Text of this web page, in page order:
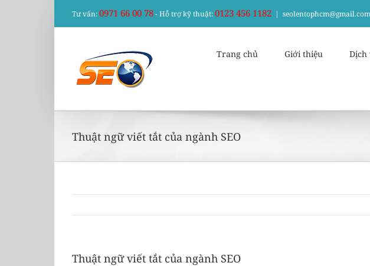
Tư vấn:0971 66 00 78- Hỗ trợ kỹ thuật:0123 456 1182 | seolentophcm@gmail.com
Trang chủ Giới thiệu Dịch
Thuật ngữ viết tắt của ngành SEO
Thuật ngữ viết tắt của ngành SEO